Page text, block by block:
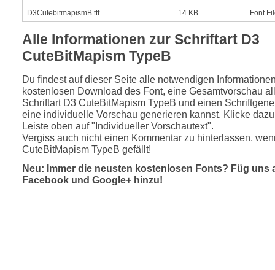
D3CutebitmapismB.ttf 14 KB Font
Alle Informationen zur Schriftart D3
CuteBitMapism TypeB
Du findest auf dieser Seite alle notwendigen
kostenlosen Download des Font, eine Gesamtvorschau
Schriftart D3 CuteBitMapism TypeB und einen
eine individuelle Vorschau generieren kannst. Klicke
Leiste oben auf "Individueller Vorschautext".
Vergiss auch nicht einen Kommentar zu hinterlassen,
CuteBitMapism TypeB gefällt!
Neu: Immer die neusten kostenlosen Fonts? Füg uns
Facebook und Google+ hinzu!